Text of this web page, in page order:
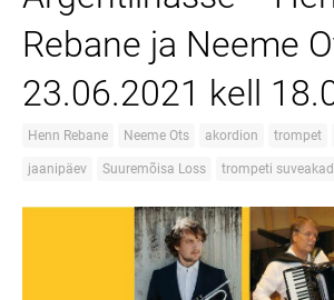
Rebane ja Neeme
23.06.2021 kell
Henn Rebane Neeme Ots akordion trompet
jaanipäev Suuremõisa Loss trompeti